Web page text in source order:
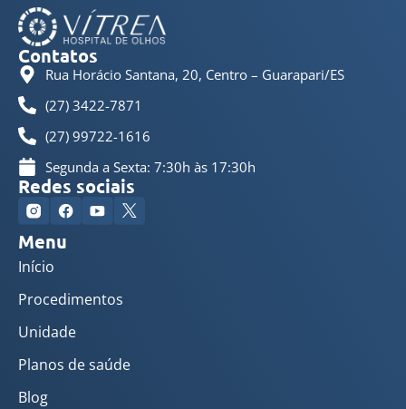
Contatos
Rua Horácio Santana, 20, Centro – Guarapari/ES
(27) 3422-7871
(27) 99722-1616
Segunda a Sexta: 7:30h às 17:30h
Redes sociais
Menu
Início
Procedimentos
Unidade
Planos de saúde
Blog